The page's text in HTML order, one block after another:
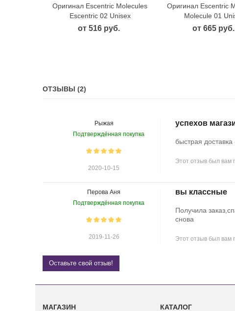
Быстрый просмотр
Оригинал Escentric Molecules
Escentric 02 Unisex
от 516 руб.
Быстрый
Оригинал Escentric
Molecule 01
от 665 руб.
ОТЗЫВЫ (2)
Рыжая
Подтверждённая покупка
2020-10-15
успехов
быстрая
Этот отзыв был вам
Перова Аня
Подтверждённая покупка
2019-11-26
вы классные
Получила
снова
Этот отзыв был вам
Оставьте свой отзыв!
МАГАЗИН КАТАЛОГ